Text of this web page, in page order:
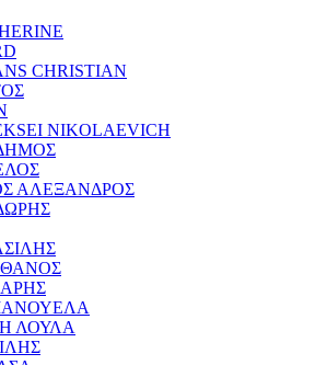
CHRISTIAN
NIKOLAEVICH
ΑΛΕΞΑΝΔΡΟΣ
ΛΟΥΛΑ